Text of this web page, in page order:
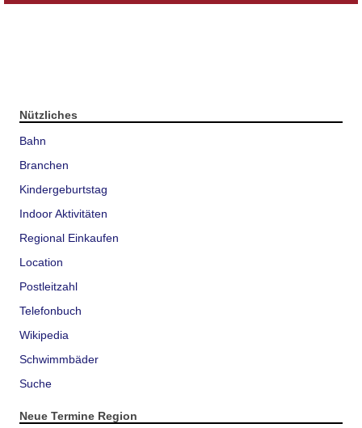
Nützliches
Bahn
Branchen
Kindergeburtstag
Indoor Aktivitäten
Regional Einkaufen
Location
Postleitzahl
Telefonbuch
Wikipedia
Schwimmbäder
Suche
Neue Termine Region